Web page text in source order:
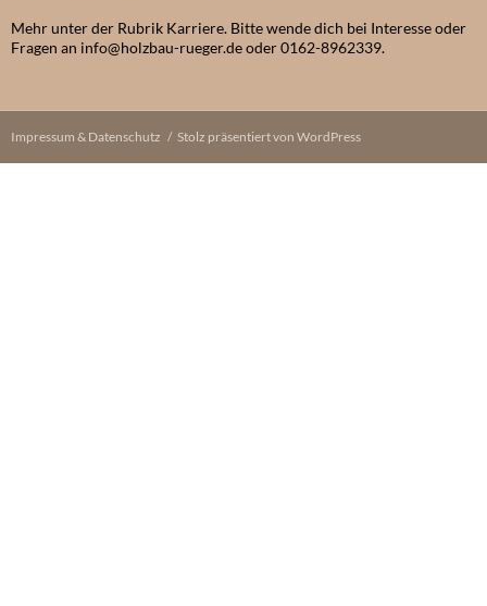
Mehr unter der Rubrik Karriere. Bitte wende dich bei Interesse oder
Fragen an info@holzbau-rueger.de oder 0162-8962339.
Impressum & Datenschutz Stolz präsentiert von WordPress